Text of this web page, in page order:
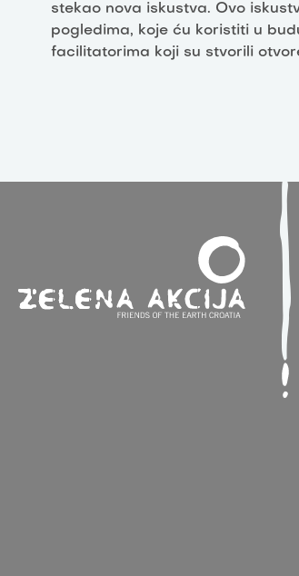
stekao nova iskustva. Ovo
pogledima, koje ću koristiti u
facilitatorima koji su stvorili